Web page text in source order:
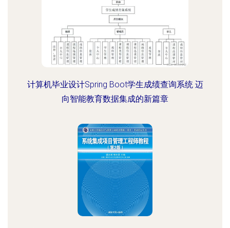
计算机毕业设计Spring Boot学生成绩查询系统 迈
向智能教育数据集成的新篇章